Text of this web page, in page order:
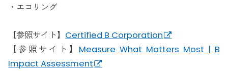
・エコリング
【参照サイト】 Certified B Corporation
【参照サイト】 Measure What Matters Most | B
Impact Assessment